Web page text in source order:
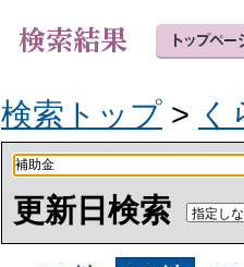
検索トップ > く
更新日検索